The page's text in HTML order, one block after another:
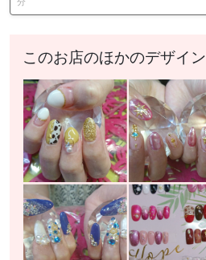
このお店のほかのデザイン